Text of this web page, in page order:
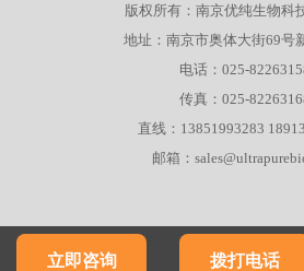
版权所有：南京优纯生物科
地址：南京市奥体大街69号
电话：025-
传真：025-
直线：13851993283
邮箱：
立即咨询 拨打电话